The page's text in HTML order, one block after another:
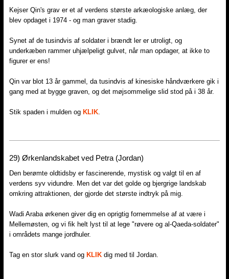
Kejser Qin's grav er et af verdens største arkæologiske anlæg, der
blev opdaget i 1974 - og man graver stadig.
Synet af de tusindvis af soldater i brændt ler er utroligt, og
underkæben rammer uhjælpeligt gulvet, når man opdager, at ikke to
figurer er ens!
Qin var blot 13 år gammel, da tusindvis af kinesiske håndværkere gik i
gang med at bygge graven, og det møjsommelige slid stod på i 38 år.
Stik spaden i mulden og KLIK
29)​ Ørkenlandskabet ved Petra (Jordan)
Den berømte oldtidsby er fascinerende, mystisk og valgt til en af
verdens syv vidundre. Men det var det golde og bjergrige landskab
omkring attraktionen, der gjorde det største indtryk på mig.
Wadi Araba ørkenen giver dig en oprigtig fornemmelse af at være i
Mellemøsten, og vi fik helt lyst til at lege "røvere og al-Qaeda-soldater"
i områdets mange jordhuler.
Tag en stor slurk vand og KLIK dig med til Jordan.